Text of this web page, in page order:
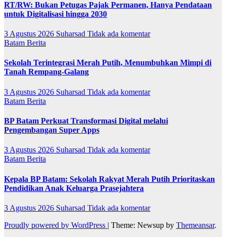
RT/RW: Bukan Petugas Pajak Permanen, Hanya Pendataan
untuk Digitalisasi hingga 2030
3 Agustus 2026 Suharsad Tidak ada komentar
Batam Berita
Sekolah Terintegrasi Merah Putih, Menumbuhkan Mimpi di
Tanah Rempang-Galang
3 Agustus 2026 Suharsad Tidak ada komentar
Batam Berita
BP Batam Perkuat Transformasi Digital melalui
Pengembangan Super Apps
3 Agustus 2026 Suharsad Tidak ada komentar
Batam Berita
Kepala BP Batam: Sekolah Rakyat Merah Putih Prioritaskan
Pendidikan Anak Keluarga Prasejahtera
3 Agustus 2026 Suharsad Tidak ada komentar
Proudly powered by WordPress | Theme: Newsup by Themeansar.